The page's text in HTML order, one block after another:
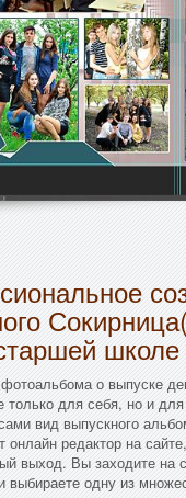
школе
о выпуске
только для себя, но и
вид выпускного
онлайн редактор на
выход. Вы заходите на
выбираете одну из